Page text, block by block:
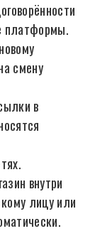
платформы.
смену
в
внутри
лицу или